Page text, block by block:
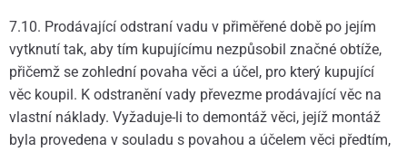
7.10. Prodávající odstraní vadu v přiměřené době po jejím
vytknutí tak, aby tím kupujícímu nezpůsobil značné obtíže,
přičemž se zohlední povaha věci a účel, pro který kupující
věc koupil. K odstranění vady převezme prodávající věc na
vlastní náklady. Vyžaduje-li to demontáž věci, jejíž montáž
byla provedena v souladu s povahou a účelem věci předtím,